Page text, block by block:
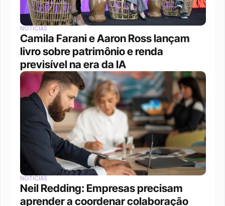
NOTÍCIAS
Camila Farani e Aaron Ross lançam
livro sobre patrimônio e renda
previsível na era da IA
NOTÍCIAS
Neil Redding: Empresas precisam
aprender a coordenar colaboração